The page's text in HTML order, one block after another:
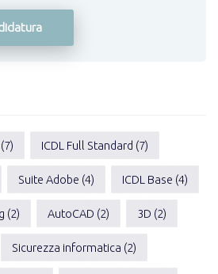
ICDL Full Standard (7)
Suite Adobe (4) ICDL Base (4)
(2) AutoCAD (2) 3D (2)
Sicurezza informatica (2)